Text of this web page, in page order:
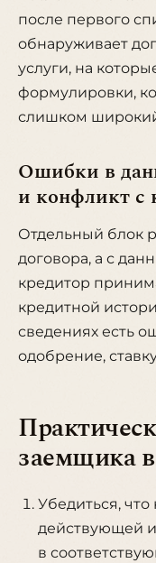
после первого
обнаруживает
услуги, на
формулировки,
слишком
Ошибки в
и конфликт с
Отдельный блок
договора, а с
кредитор
кредитной
сведениях есть
одобрение,
заемщика
Убедиться, что
действующей
в